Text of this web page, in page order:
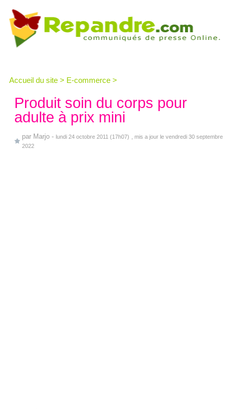
Accueil du site > E-commerce >
Produit soin du corps pour
adulte à prix mini
par Marjo - lundi 24 octobre 2011 (17h07)
, mis a jour le vendredi 30 septembre
2022